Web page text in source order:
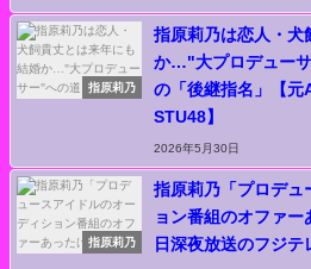
指原莉乃
指原莉乃は恋人・犬
か…"大プロデュー
の「後継指名」【
STU48】
2026年5月30日
指原莉乃
指原莉乃「プロデュ
ョン番組のオファ
日深夜放送のフジテ